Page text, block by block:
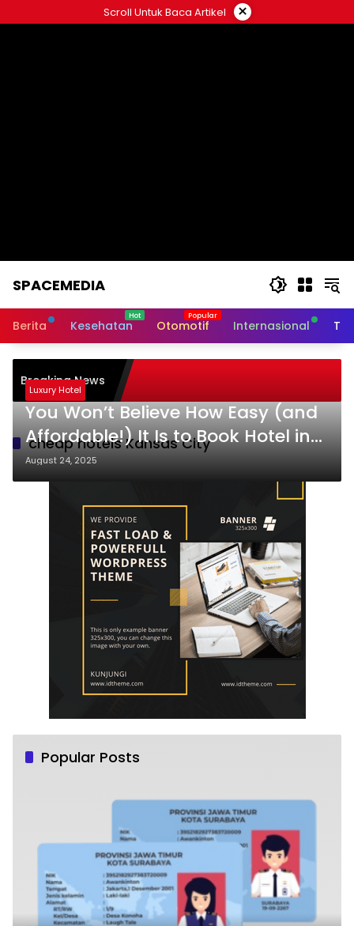
to
Scroll Untuk Baca Artikel ×
SPACEMEDIA
Berita Kesehatan Otomotif Internasional
Breaking News
Burnout pada
Tips
cheap hotels Kansas City
Luxury Hotel
You Won’t Believe How Easy (and
Affordable!) It Is to Book Hotel in
Kansas City—Even at Last Minute
August 24, 2025
Popular Posts